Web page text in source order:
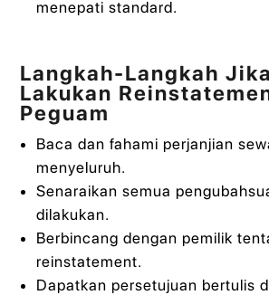
menepati standard.
Langkah-Langkah
Lakukan
Peguam
Baca dan fahami perjanjian
menyeluruh.
Senaraikan semua
dilakukan.
Berbincang dengan pemilik
reinstatement.
Dapatkan persetujuan bertulis